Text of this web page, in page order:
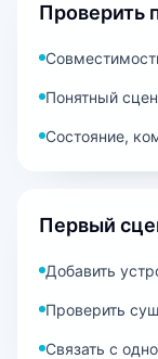
Проверить
Понятный
Состояние,
Первый
Добавить
Проверить
Связать с